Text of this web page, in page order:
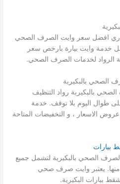
افضل سعر وايت الصرف الصحي
خدمة وايت بيارة بارخص سعر
الرواد لخدمات الصرف الصحي.
بالبكيرية رواد التنظيف
طوال اليوم بلا توقف. خدمة
عروض الاسعار ، و التخفيضات المتاحة
بيارات
الصحي بالبكيرية لتشمل جميع
منها. يعتبر وايت صرف صحي
بيارات البكيرية.